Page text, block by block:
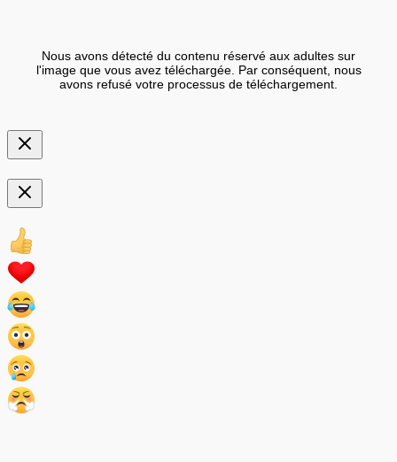
Nous avons détecté du contenu réservé aux adultes sur
l'image que vous avez téléchargée. Par conséquent, nous
avons refusé votre processus de téléchargement.